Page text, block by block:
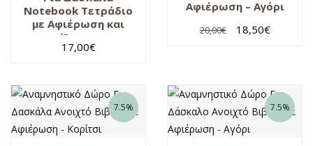
Notebook Τετράδιο
με Αφιέρωση και
Όνομα
17,00€
Αφιέρωση – Αγόρι
20,00€ 18,50€
7.5% 7.5%